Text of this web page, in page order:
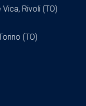
Rivoli (TO)
(TO)